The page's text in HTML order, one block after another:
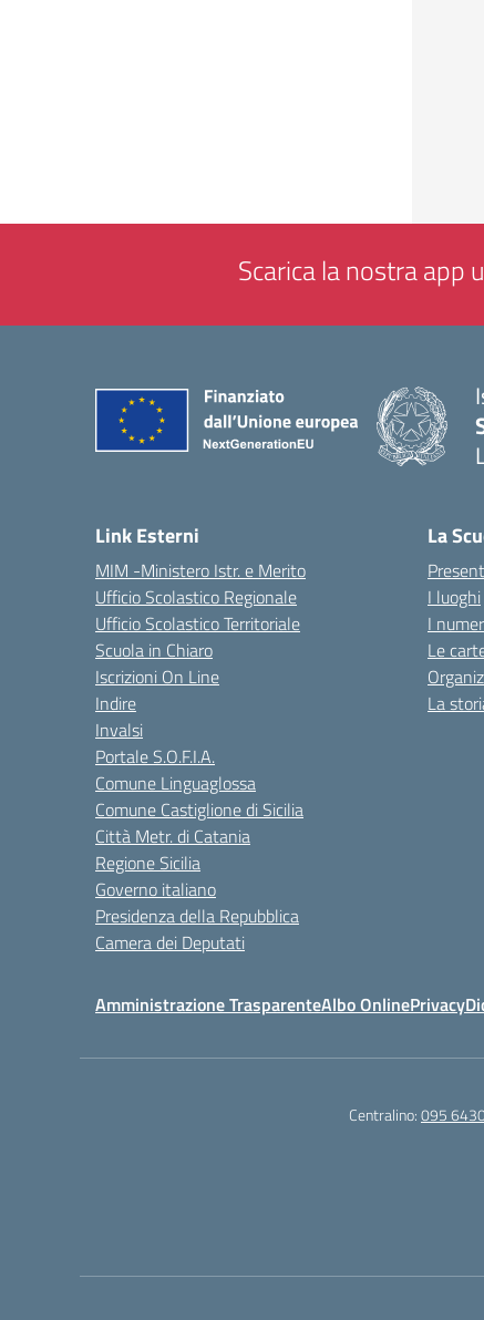
Scarica la nostra app
Link Esterni
MIM -Ministero Istr. e Merito
Ufficio Scolastico Regionale
Ufficio Scolastico Territoriale
Scuola in Chiaro
Iscrizioni On Line
Indire
Invalsi
Portale S.O.F.I.A.
Comune Linguaglossa
Comune Castiglione di Sicilia
Città Metr. di Catania
Regione Sicilia
Governo italiano
Presidenza della Repubblica
Camera dei Deputati
La
I luoghi
I
Le
La
Amministrazione TrasparenteAlbo OnlinePrivacy
Centralino:095